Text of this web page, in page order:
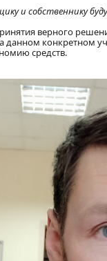
и собственнику
верного
конкретном
средств.